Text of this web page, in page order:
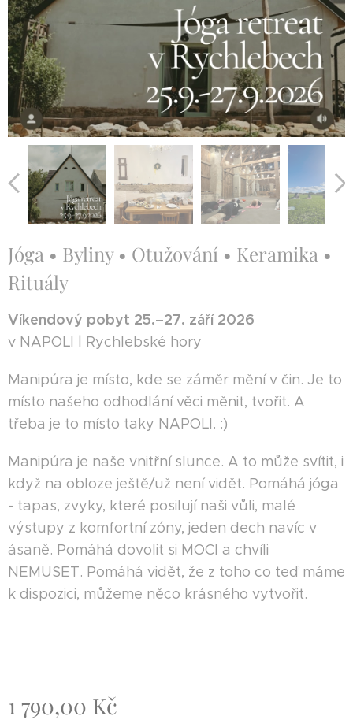
Jóga • Byliny • Otužování • Keramika •
Rituály
Víkendový pobyt 25.–27. září 2026
v NAPOLI | Rychlebské hory
Manipúra je místo, kde se záměr mění v čin. Je to
místo našeho odhodlání věci měnit, tvořit. A
třeba je to místo taky NAPOLI. :)
Manipúra je naše vnitřní slunce. A to může svítit, i
když na obloze ještě/už není vidět. Pomáhá jóga
- tapas, zvyky, které posilují naši vůli, malé
výstupy z komfortní zóny, jeden dech navíc v
ásaně. Pomáhá dovolit si MOCI a chvíli
NEMUSET. Pomáhá vidět, že z toho co teď máme
k dispozici, můžeme něco krásného vytvořit.
1 790,00 Kč